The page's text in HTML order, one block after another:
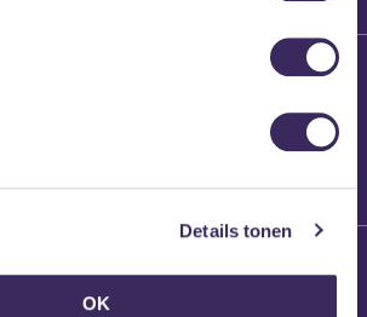
Details tonen
OK
Brennt Vanneste
Willem’s Blog: Ão